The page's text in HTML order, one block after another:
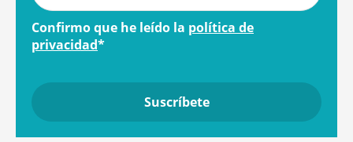
Confirmo que he leído la política de
privacidad*